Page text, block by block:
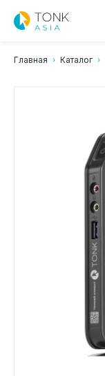
Главная Каталог